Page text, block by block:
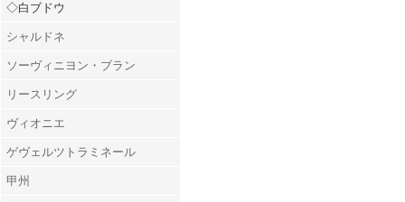
◇白ブドウ
シャルドネ
ソーヴィニヨン・ブラン
リースリング
ヴィオニエ
ゲヴェルツトラミネール
甲州